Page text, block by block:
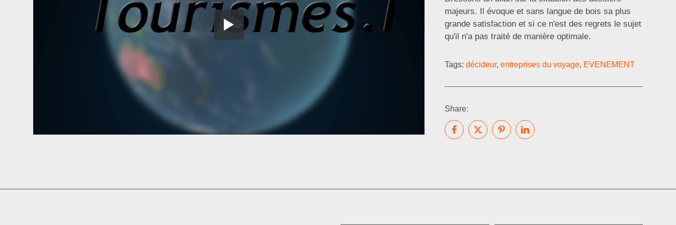
majeurs. Il évoque et sans langue de bois sa plus
grande satisfaction et si ce n'est des regrets le sujet
qu'il n'a pas traité de manière optimale.
Tags:décideur,entreprises du voyage, EVENEMENT
Share: